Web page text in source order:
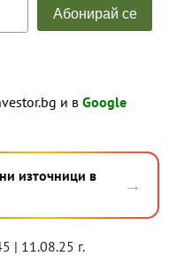
и в Google
източници в
→
| 11.08.25 г.